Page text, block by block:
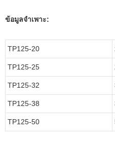
ข้อมูลจำเพาะ:
TP125-20
TP125-25
TP125-32
TP125-38
TP125-50